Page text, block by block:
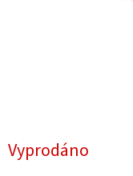
Vyprodáno